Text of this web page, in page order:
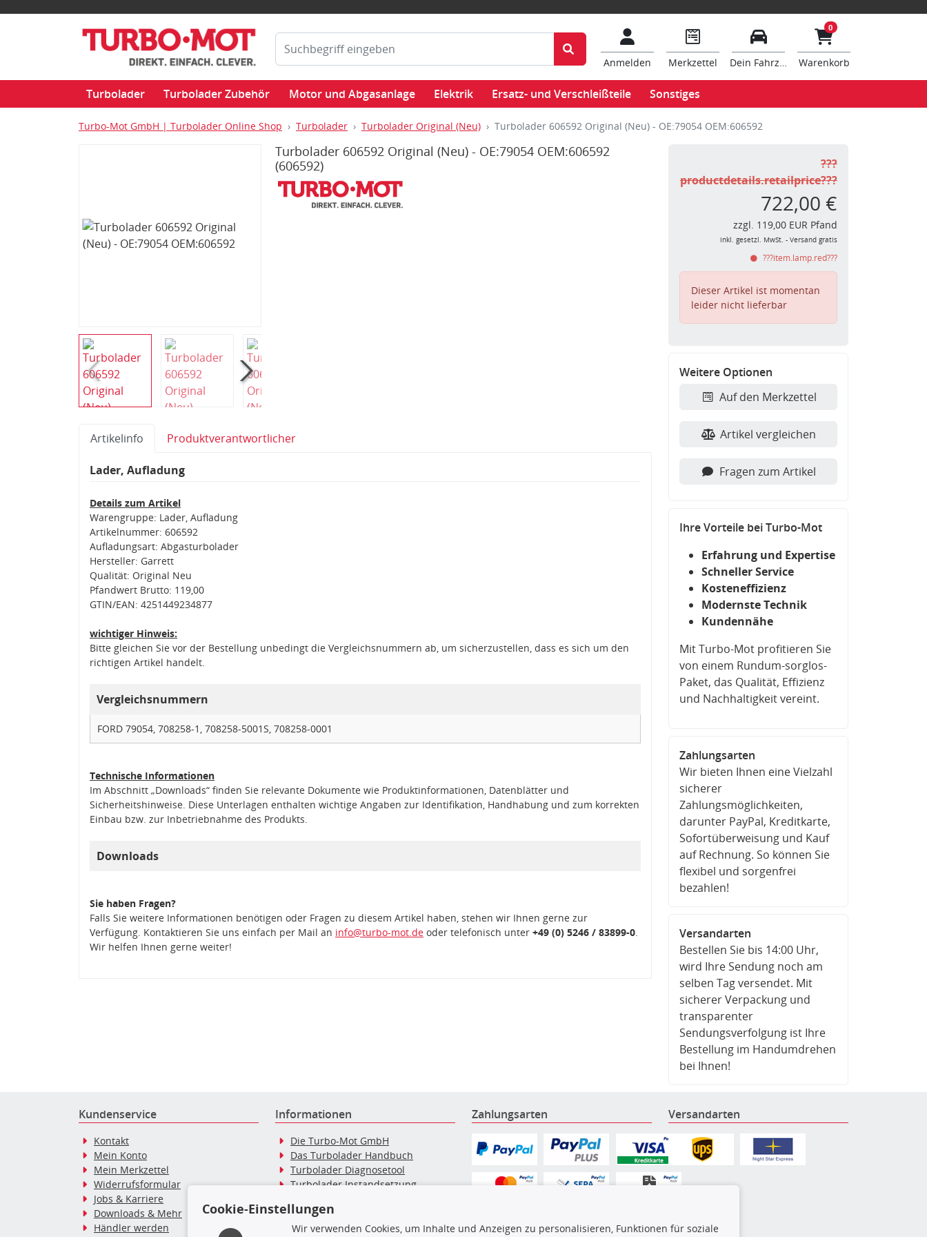
Anmelden Merkzettel Dein Fahrzeug
0
Warenkorb
Turbolader Turbolader Zubehör Motor und Abgasanlage Elektrik Ersatz- und Verschleißteile Sonstiges
Turbo-Mot GmbH | Turbolader Online Shop Turbolader Turbolader Original (Neu) Turbolader 606592 Original (Neu) - OE:79054 OEM:606592
Turbolader 606592 Original (Neu) - OE:79054 OEM:606592
(606592)
Artikelinfo Produktverantwortlicher
Lader, Aufladung
Details zum Artikel
Warengruppe: Lader, Aufladung
Artikelnummer: 606592
Aufladungsart: Abgasturbolader
Hersteller: Garrett
Qualität: Original Neu
Pfandwert Brutto: 119,00
GTIN/EAN: 4251449234877
wichtiger Hinweis:
Bitte gleichen Sie vor der Bestellung unbedingt die Vergleichsnummern ab, um sicherzustellen, dass es sich um den
richtigen Artikel handelt.
Vergleichsnummern
FORD 79054, 708258-1, 708258-5001S, 708258-0001
Technische Informationen
Im Abschnitt „Downloads“ finden Sie relevante Dokumente wie Produktinformationen, Datenblätter und
Sicherheitshinweise. Diese Unterlagen enthalten wichtige Angaben zur Identifikation, Handhabung und zum korrekten
Einbau bzw. zur Inbetriebnahme des Produkts.
Downloads
Sie haben Fragen?
Falls Sie weitere Informationen benötigen oder Fragen zu diesem Artikel haben, stehen wir Ihnen gerne zur
Verfügung. Kontaktieren Sie uns einfach per Mail an info@turbo-mot.de oder telefonisch unter +49 (0) 5246 / 83899-0.
Wir helfen Ihnen gerne weiter!
???
productdetails.retailprice???
722,00 €
zzgl. 119,00 EUR Pfand
inkl. gesetzl. MwSt. - Versand gratis
???item.lamp.red???
Dieser Artikel ist momentan
leider nicht lieferbar
Weitere Optionen
Auf den Merkzettel
Artikel vergleichen
Fragen zum Artikel
Ihre Vorteile bei Turbo-Mot
Erfahrung und Expertise
Schneller Service
Kosteneffizienz
Modernste Technik
Kundennähe
Mit Turbo-Mot profitieren Sie
von einem Rundum-sorglos-
Paket, das Qualität, Effizienz
und Nachhaltigkeit vereint.
Zahlungsarten
Wir bieten Ihnen eine Vielzahl
sicherer
Zahlungsmöglichkeiten,
darunter PayPal, Kreditkarte,
Sofortüberweisung und Kauf
auf Rechnung. So können Sie
flexibel und sorgenfrei
bezahlen!
Versandarten
Bestellen Sie bis 14:00 Uhr,
wird Ihre Sendung noch am
selben Tag versendet. Mit
sicherer Verpackung und
transparenter
Sendungsverfolgung ist Ihre
Bestellung im Handumdrehen
bei Ihnen!
Kundenservice
Kontakt
Mein Konto
Mein Merkzettel
Widerrufsformular
Jobs & Karriere
Downloads & Mehr
Händler werden
Informationen
Die Turbo-Mot GmbH
Das Turbolader Handbuch
Turbolader Diagnosetool
Turbolader Instandsetzung
Blog: Werkstattinformationen
Turbolader Hersteller
Zahlungsarten Versandarten
Cookie-Einstellungen
Wir verwenden Cookies, um Inhalte und Anzeigen zu personalisieren, Funktionen für soziale